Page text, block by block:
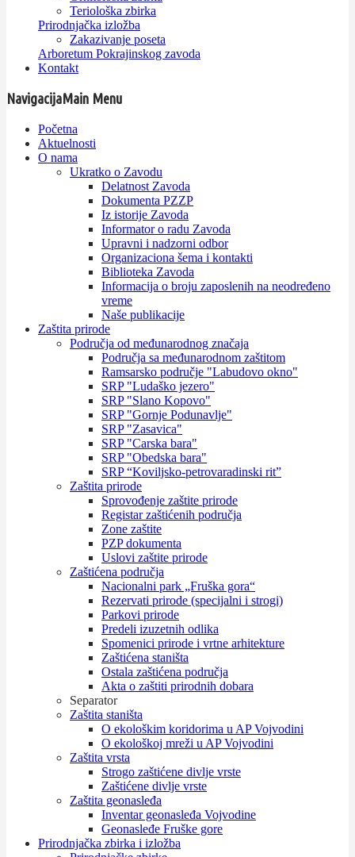
Teriološka zbirka
Prirodnjačka izložba
Zakazivanje poseta
Arboretum Pokrajinskog zavoda
Kontakt
NavigacijaMain Menu
Početna
Aktuelnosti
O nama
Ukratko o Zavodu
Delatnost Zavoda
Dokumenta PZZP
Iz istorije Zavoda
Informator o radu Zavoda
Upravni i nadzorni odbor
Organizaciona šema i kontakti
Biblioteka Zavoda
Informacija o broju zaposlenih na neodređeno
vreme
Naše publikacije
Zaštita prirode
Područja od međunarodnog značaja
Područja sa međunarodnom zaštitom
Ramsarsko područje "Labudovo okno"
SRP "Ludaško jezero"
SRP "Slano Kopovo"
SRP "Gornje Podunavlje"
SRP "Zasavica"
SRP "Carska bara"
SRP "Obedska bara"
SRP “Koviljsko-petrovaradinski rit”
Zaštita prirode
Sprovođenje zaštite prirode
Registar zaštićenih područja
Zone zaštite
PZP dokumenta
Uslovi zaštite prirode
Zaštićena područja
Nacionalni park „Fruška gora“
Rezervati prirode (specijalni i strogi)
Parkovi prirode
Predeli izuzetnih odlika
Spomenici prirode i vrtne arhitekture
Zaštićena staništa
Ostala zaštićena područja
Akta o zaštiti prirodnih dobara
Separator
Zaštita staništa
O ekološkim koridorima u AP Vojvodini
O ekološkoj mreži u AP Vojvodini
Zaštita vrsta
Strogo zaštićene divlje vrste
Zaštićene divlje vrste
Zaštita geonasleđa
Inventar geonasleđa Vojvodine
Geonasleđe Fruške gore
Prirodnjačka zbirka i izložba